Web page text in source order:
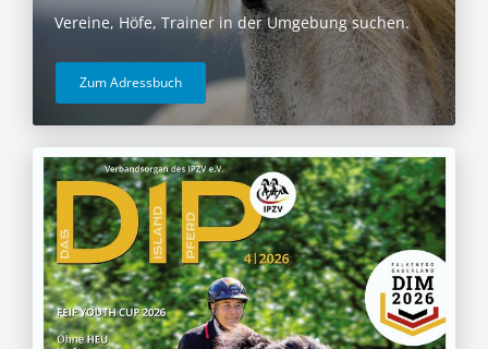
Vereine, Höfe, Trainer in der Umgebung suchen.
Zum Adressbuch